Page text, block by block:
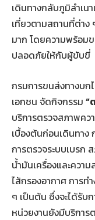
เดินทางกลับภูมิลำเน
เที่ยวตามสถานที่ต่าง
มาก โดยความพร้อม
ปลอดภัยให้กับผู้ขับขี่
กรมการขนส่งทางบก
เอกชน จัดกิจกรรม “
บริการตรวจสภาพค
เบื้องต้นก่อนเดินทาง
การตรวจระบบเบรก
น้ำมันเครื่องและควา
ไส้กรองอากาศ การ
ๆ เป็นต้น ซึ่งจะได้รับ
หน่วยงานยังมีบริกา